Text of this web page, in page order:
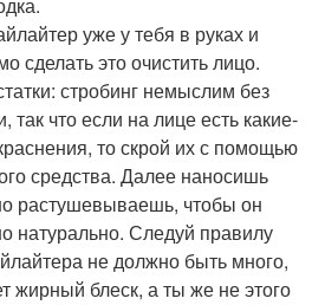
уже у тебя в руках и
сделать это очистить лицо.
стробинг немыслим без
так что если на лице есть какие-
то скрой их с помощью
средства. Далее наносишь
растушевываешь, чтобы он
натурально. Следуй правилу
не должно быть много,
жирный блеск, а ты же не этого